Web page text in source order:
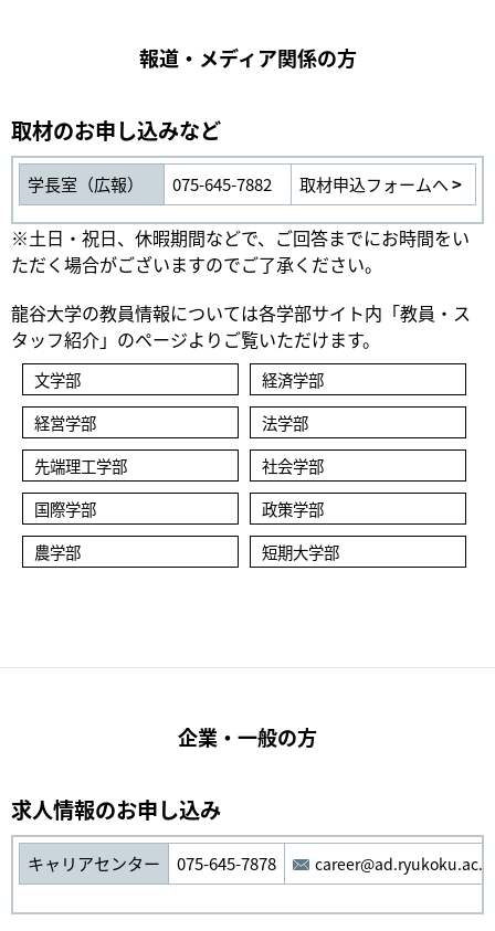
報道・メディア関係の方
取材のお申し込みなど
学長室（広報） 075-645-7882 取材申込フォームへ
※土日・祝日、休暇期間などで、ご回答までにお時間をい
ただく場合がございますのでご了承ください。
龍谷大学の教員情報については各学部サイト内「教員・ス
タッフ紹介」のページよりご覧いただけます。
文学部
経済学部
経営学部
法学部
先端理工学部
社会学部
国際学部
政策学部
農学部
短期大学部
企業・一般の方
求人情報のお申し込み
キャリアセンター 075-645-7878